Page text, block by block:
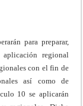
para preparar,
aplicación regional
con el fin de
así como de
10 se aplicarán